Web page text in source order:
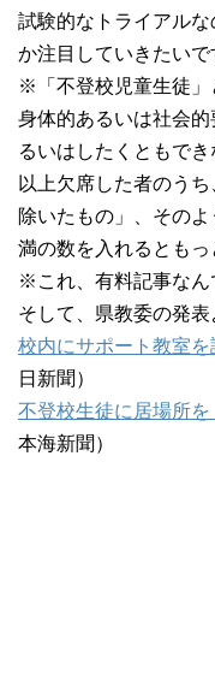
試験的なトライアル
か注目していきたいで
※「不登校児童生徒」
身体的あるいは社会
るいはしたくともで
以上欠席した者のう
除いたもの」、その
満の数を入れるともっ
※これ、有料記事なん
そして、県教委の発
校内にサポート教室
日新聞）
不登校生徒に居場所
本海新聞）